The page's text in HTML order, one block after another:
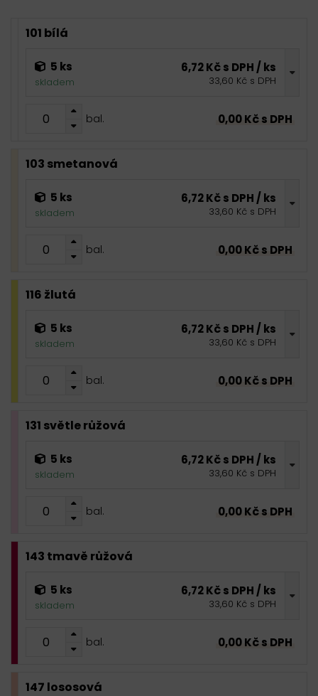
101 bílá
5 ks
skladem
6,72 Kč s DPH / ks
33,60 Kč s DPH
bal. 0,00 Kč s DPH
103 smetanová
5 ks
skladem
6,72 Kč s DPH / ks
33,60 Kč s DPH
bal. 0,00 Kč s DPH
116 žlutá
5 ks
skladem
6,72 Kč s DPH / ks
33,60 Kč s DPH
bal. 0,00 Kč s DPH
131 světle růžová
5 ks
skladem
6,72 Kč s DPH / ks
33,60 Kč s DPH
bal. 0,00 Kč s DPH
143 tmavě růžová
5 ks
skladem
6,72 Kč s DPH / ks
33,60 Kč s DPH
bal. 0,00 Kč s DPH
147 lososová